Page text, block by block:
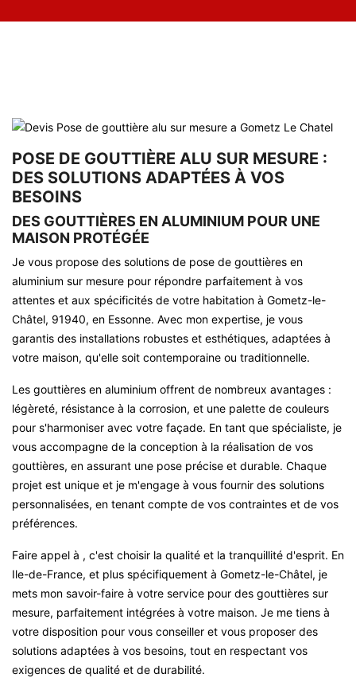
POSE DE GOUTTIÈRE ALU SUR MESURE :
DES SOLUTIONS ADAPTÉES À VOS
BESOINS
DES GOUTTIÈRES EN ALUMINIUM POUR UNE
MAISON PROTÉGÉE
Je vous propose des solutions de pose de gouttières en
aluminium sur mesure pour répondre parfaitement à vos
attentes et aux spécificités de votre habitation à Gometz-le-
Châtel, 91940, en Essonne. Avec mon expertise, je vous
garantis des installations robustes et esthétiques, adaptées à
votre maison, qu'elle soit contemporaine ou traditionnelle.
Les gouttières en aluminium offrent de nombreux avantages :
légèreté, résistance à la corrosion, et une palette de couleurs
pour s'harmoniser avec votre façade. En tant que spécialiste, je
vous accompagne de la conception à la réalisation de vos
gouttières, en assurant une pose précise et durable. Chaque
projet est unique et je m'engage à vous fournir des solutions
personnalisées, en tenant compte de vos contraintes et de vos
préférences.
Faire appel à , c'est choisir la qualité et la tranquillité d'esprit. En
Ile-de-France, et plus spécifiquement à Gometz-le-Châtel, je
mets mon savoir-faire à votre service pour des gouttières sur
mesure, parfaitement intégrées à votre maison. Je me tiens à
votre disposition pour vous conseiller et vous proposer des
solutions adaptées à vos besoins, tout en respectant vos
exigences de qualité et de durabilité.